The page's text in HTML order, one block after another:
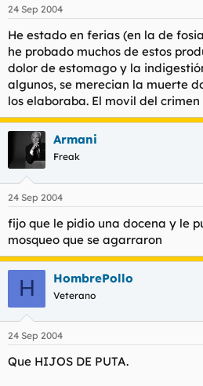
24 Sep 2004
He estado en ferias (en la de
he probado muchos de estos
dolor de estomago y la
algunos, se merecian la muerte
los elaboraba. El movil del
Armani
Freak
24 Sep 2004
fijo que le pidio una docena y le
mosqueo que se agarraron
H HombrePollo
Veterano
24 Sep 2004
Que HIJOS DE PUTA.